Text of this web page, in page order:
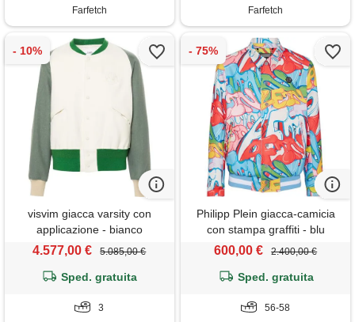
Farfetch Farfetch
visvim giacca varsity con
applicazione - bianco
4.577,00 € 5.085,00 €
Sped. gratuita
3
Philipp Plein giacca-camicia
con stampa graffiti - blu
600,00 € 2.400,00 €
Sped. gratuita
56-58